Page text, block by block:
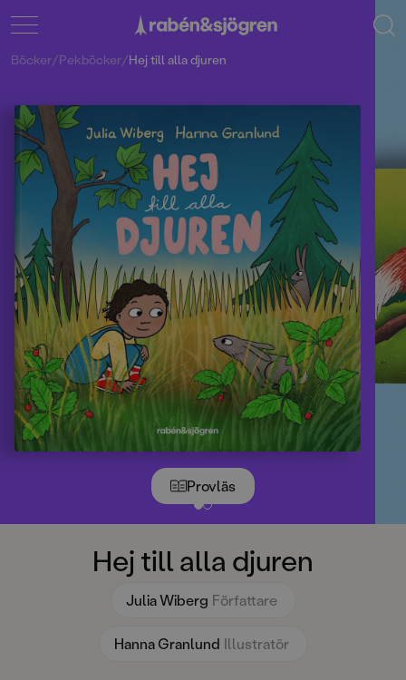
Provläs
Hej till alla djuren
Julia Wiberg Författare
Hanna Granlund Illustratör
Böcker/Pekböcker/Hej till alla djuren